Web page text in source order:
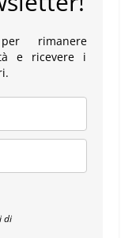
rimanere
e ricevere i
di